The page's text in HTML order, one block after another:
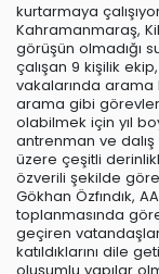
kurtarmaya
Kahramanmaraş,
görüşün olmadığı
çalışan 9 kişilik
vakalarında
arama gibi görevler
olabilmek için yıl
antrenman ve
üzere çeşitli
özverili şekilde
Gökhan Özfındık,
toplanmasında
geçiren
katıldıklarını dile